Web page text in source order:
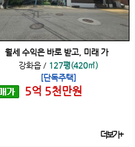
월세 수익은 바로 받고, 미래 가
강화읍 / 127평(420㎡)
[단독주택]
5억 5천만원
더보기+